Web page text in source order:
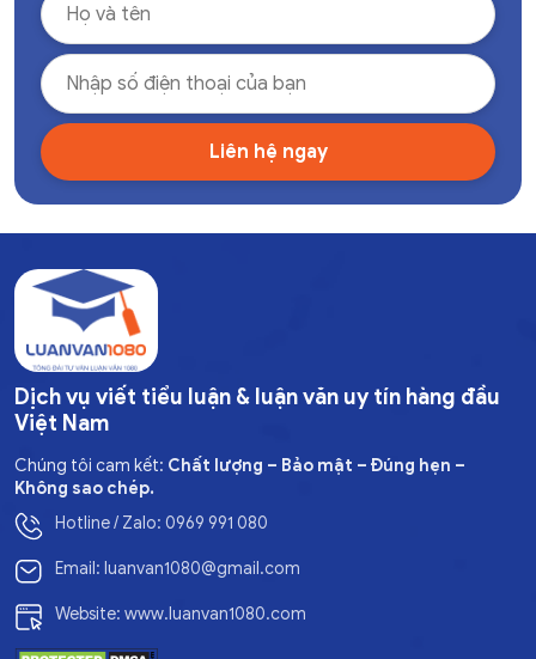
Dịch vụ viết tiểu luận & luận văn uy tín hàng đầu
Việt Nam
Chúng tôi cam kết: Chất lượng – Bảo mật – Đúng hẹn –
Không sao chép.
Hotline / Zalo: 0969 991 080
Email: luanvan1080@gmail.com
Website: www.luanvan1080.com